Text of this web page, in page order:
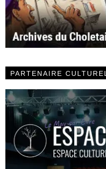
PARTENAIRE CULTUREL